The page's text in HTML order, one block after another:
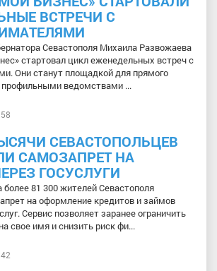
ВСТРЕЧИ С
Севастополя Михаила Развожаева
стартовал цикл еженедельных встреч с
Они станут площадкой для прямого
профильными ведомствами ...
СЕВАСТОПОЛЬЦЕВ
САМОЗАПРЕТ НА
ГОСУСЛУГИ
более 81 300 жителей Севастополя
на оформление кредитов и займов
Сервис позволяет заранее ограничить
свое имя и снизить риск фи...